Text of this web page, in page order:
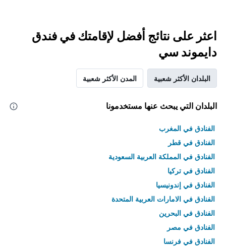
اعثر على نتائج أفضل لإقامتك في فندق
دايموند سي
البلدان الأكثر شعبية المدن الأكثر شعبية
البلدان التي يبحث عنها مستخدمونا
الفنادق في المغرب
الفنادق في قطر
الفنادق في المملكة العربية السعودية
الفنادق في تركيا
الفنادق في إندونيسيا
الفنادق في الامارات العربية المتحدة
الفنادق في البحرين
الفنادق في مصر
الفنادق في فرنسا